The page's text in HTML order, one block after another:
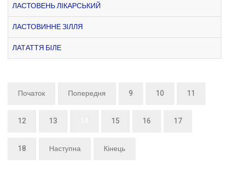
ЛАСТОВЕНЬ ЛІКАРСЬКИЙ
ЛАСТОВИННЕ ЗІЛЛЯ
ЛАТАТТЯ БІЛЕ
Початок Попередня 9 10 11
12 13 15 16 17
18 Наступна Кінець